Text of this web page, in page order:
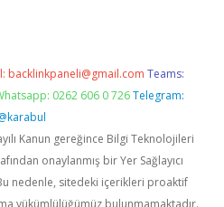
backlinkpaneli@gmail.com Teams:
0262 606 0 726 Telegram:
Kanun gereğince Bilgi Teknolojileri
onaylanmış bir Yer Sağlayıcı
nedenle, sitedeki içerikleri proaktif
yükümlülüğümüz bulunmamaktadır.